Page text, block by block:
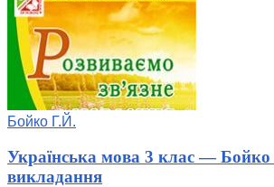
Бойко Г.Й.
Українська мова 3 клас —
викладання